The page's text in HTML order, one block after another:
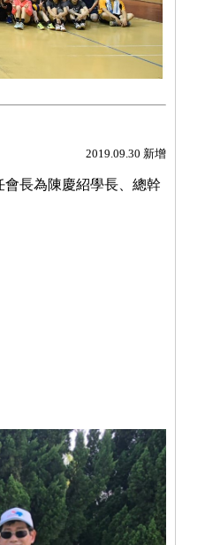
2019.09.30 新增
長為陳慶紹學長、總幹